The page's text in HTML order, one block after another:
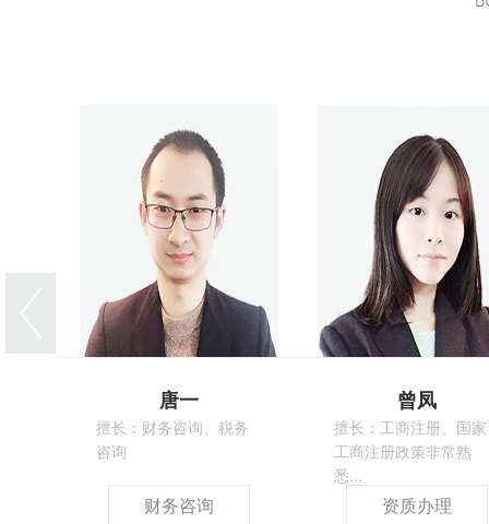
唐一
擅长：财务咨询、税务
咨询
财务咨询
曾凤
擅长：工商注册、国家
工商注册政策非常熟
悉...
资质办理